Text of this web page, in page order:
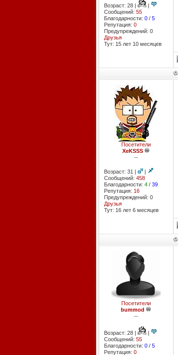
Возраст: 28 |
|
Сообщений: 55
Благодарности: 0/ 5
Репутация: 0
Предупреждений: 0
Друзья
Тут: 15 лет 10 месяцев
Посетители
XeKSSS
--
Возраст: 31 |
|
Сообщений: 458
Благодарности: 4/ 39
Репутация: 16
Предупреждений: 0
Друзья
Тут: 16 лет 6 месяцев
Посетители
bummod
--
Возраст: 28 |
|
Сообщений: 55
Благодарности: 0/ 5
Репутация: 0